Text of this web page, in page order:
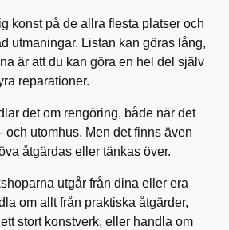
konst på de allra flesta platser och
utmaningar. Listan kan göras lång,
är att du kan göra en hel del själv
reparationer.
det om rengöring, både när det
och utomhus. Men det finns även
åtgärdas eller tänkas över.
utgår från dina eller era
om allt från praktiska åtgärder,
stort konstverk, eller handla om